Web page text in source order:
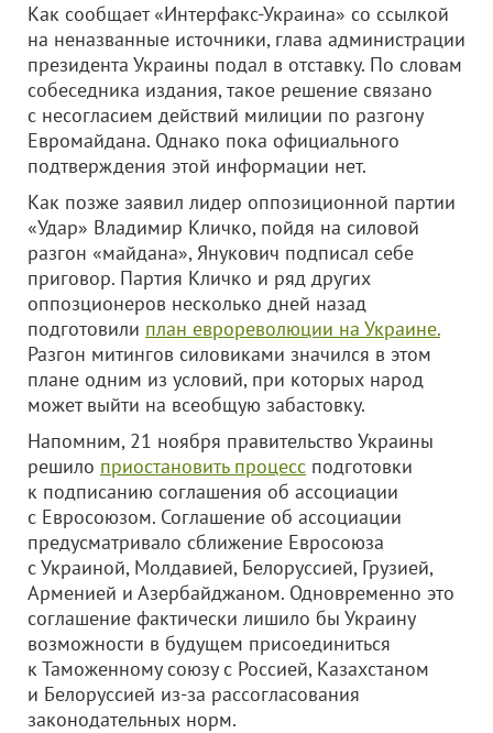
Как сообщает «Интерфакс-Украина» со ссылкой
на неназванные источники, глава администрации
президента Украины подал в отставку. По словам
собеседника издания, такое решение связано
с несогласием действий милиции по разгону
Евромайдана. Однако пока официального
подтверждения этой информации нет.
Как позже заявил лидер оппозиционной партии
«Удар» Владимир Кличко, пойдя на силовой
разгон «майдана», Янукович подписал себе
приговор. Партия Кличко и ряд других
оппозционеров несколько дней назад
подготовили план еврореволюции на Украине.
Разгон митингов силовиками значился в этом
плане одним из условий, при которых народ
может выйти на всеобщую забастовку.
Напомним, 21 ноября правительство Украины
решило приостановить процесс подготовки
к подписанию соглашения об ассоциации
с Евросоюзом. Соглашение об ассоциации
предусматривало сближение Евросоюза
с Украиной, Молдавией, Белоруссией, Грузией,
Арменией и Азербайджаном. Одновременно это
соглашение фактически лишило бы Украину
возможности в будущем присоединиться
к Таможенному союзу с Россией, Казахстаном
и Белоруссией из-за рассогласования
законодательных норм.